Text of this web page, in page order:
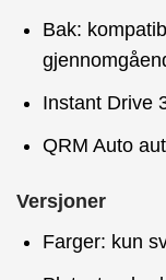
Bak:
Instant Drive
QRM Auto
Versjoner
Farger: kun